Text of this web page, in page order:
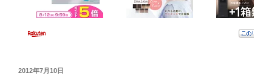
投
2012年7月10日